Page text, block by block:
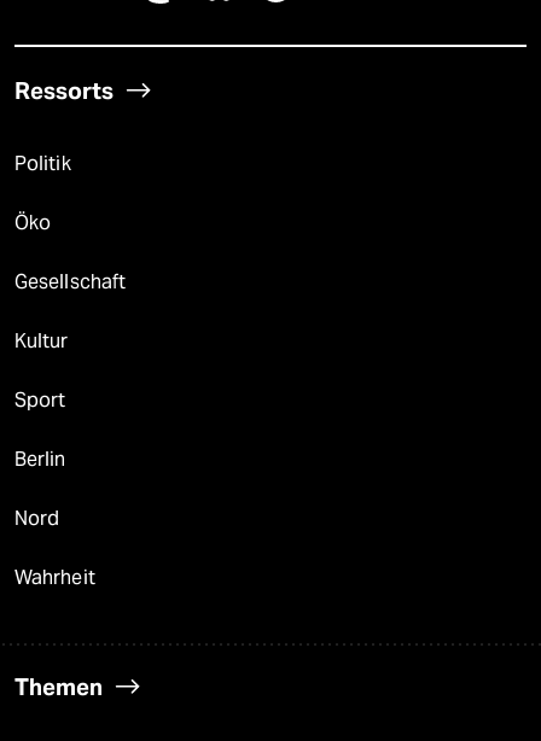
Ressorts
Politik
Öko
Gesellschaft
Kultur
Sport
Berlin
Nord
Wahrheit
Themen